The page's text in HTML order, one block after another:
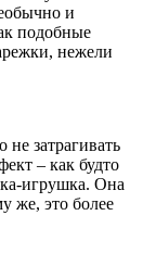
и
подобные
нежели
затрагивать
– как будто
игрушка. Она
же, это более